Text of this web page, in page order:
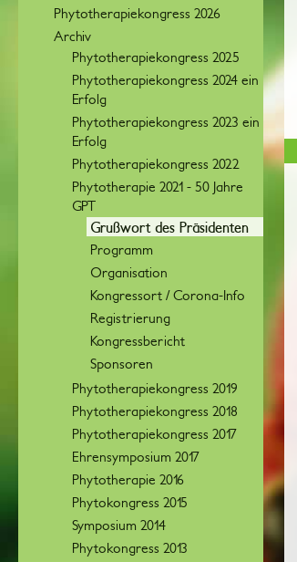
Phytotherapiekongress 2026
Archiv
Phytotherapiekongress 2025
Phytotherapiekongress 2024 ein
Erfolg
Phytotherapiekongress 2023 ein
Erfolg
Phytotherapiekongress 2022
Phytotherapie 2021 - 50 Jahre
GPT
Grußwort des Präsidenten
Programm
Organisation
Kongressort / Corona-Info
Registrierung
Kongressbericht
Sponsoren
Phytotherapiekongress 2019
Phytotherapiekongress 2018
Phytotherapiekongress 2017
Ehrensymposium 2017
Phytotherapie 2016
Phytokongress 2015
Symposium 2014
Phytokongress 2013